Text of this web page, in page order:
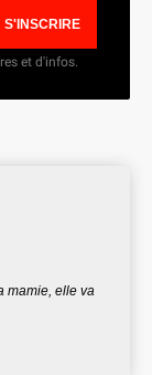
S'INSCRIRE
et d'infos.
mamie, elle va